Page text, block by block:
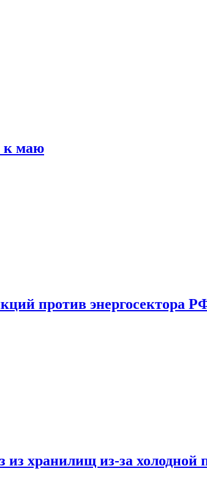
к маю
против энергосектора
из хранилищ из-за холодной